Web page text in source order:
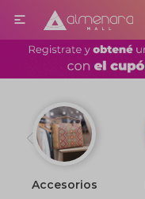

Accesorios